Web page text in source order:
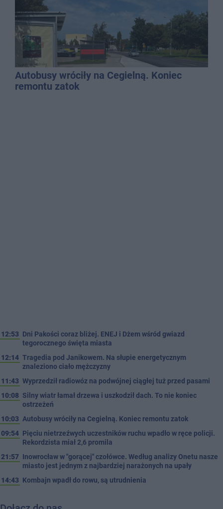
Autobusy wróciły na Cegielną. Koniec
remontu zatok
12:53 Dni Pakości coraz bliżej. ENEJ i Dżem wśród gwiazd
tegorocznego święta miasta
12:14 Tragedia pod Janikowem. Na słupie energetycznym
znaleziono ciało mężczyzny
11:43 Wyprzedził radiowóz na podwójnej ciągłej tuż przed pasami
10:08 Silny wiatr łamał drzewa i uszkodził dach. To nie koniec
ostrzeżeń
10:03 Autobusy wróciły na Cegielną. Koniec remontu zatok
09:54 Pięciu nietrzeźwych uczestników ruchu wpadło w ręce policji.
Rekordzista miał 2,6 promila
21:57 Inowrocław w "gorącej" czołówce. Według analizy Onetu nasze
miasto jest jednym z najbardziej narażonych na upały
14:43 Kombajn wpadł do rowu, są utrudnienia